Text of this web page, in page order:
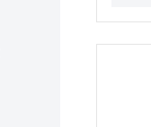
lifting